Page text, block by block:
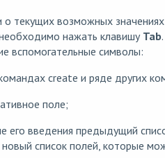
о текущих возможных
нажать клавишу Tab
вспомогательные символы:
create и ряде других
поле;
его введения предыдущий
список полей, которые